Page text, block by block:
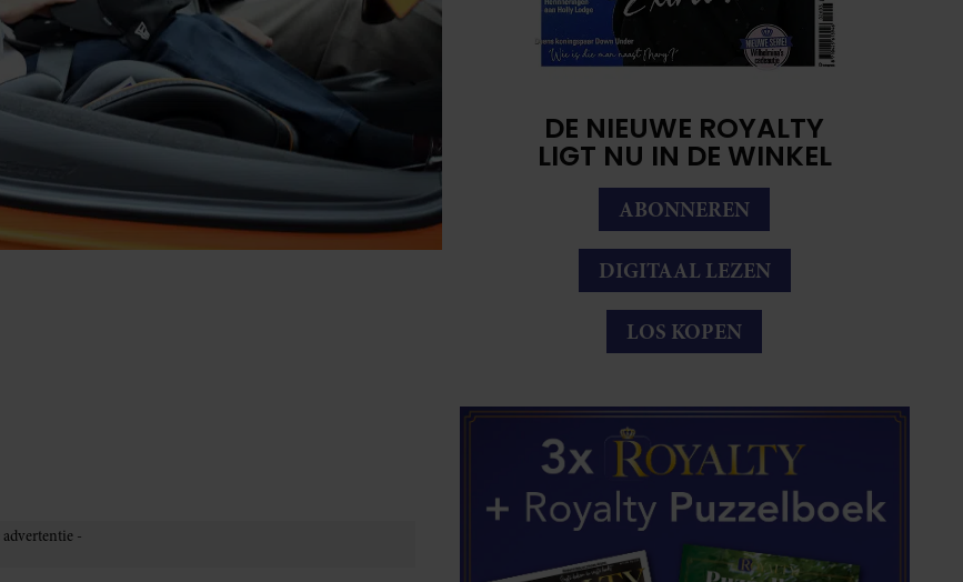
DE NIEUWE ROYALTY
LIGT NU IN DE WINKEL
ABONNEREN
DIGITAAL LEZEN
LOS KOPEN